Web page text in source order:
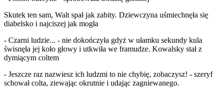
Skutek ten sam, Walt spał jak zabity. Dziewczyna uśmiechnęła się
diabelsko i najciszej jak mogła
- Czarni ludzie... - nie dokończyła gdyż w ułamku sekundy kula
świsnęła jej koło głowy i utkwiła we framudze. Kowalsky stał z
dymiącym coltem
- Jeszcze raz nazwiesz ich ludzmi to nie chybię, zobaczysz! - szeryf
schował colta, ziewając okrutnie i udając zagniewanego.